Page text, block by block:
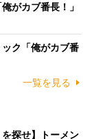
がカブ番長！」
ク「俺がカブ番
一覧を見る
を探せ】トーメン